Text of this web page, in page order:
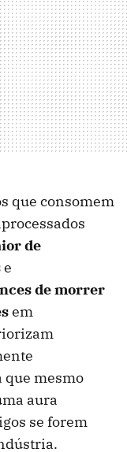
que consomem
de
e
de morrer
em
que mesmo
aura
se forem